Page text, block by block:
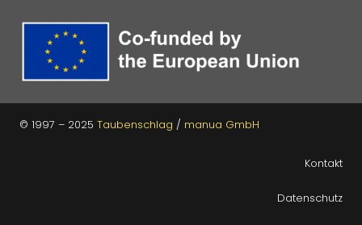
© 1997 – 2025 Taubenschlag / manua GmbH
Kontakt
Datenschutz